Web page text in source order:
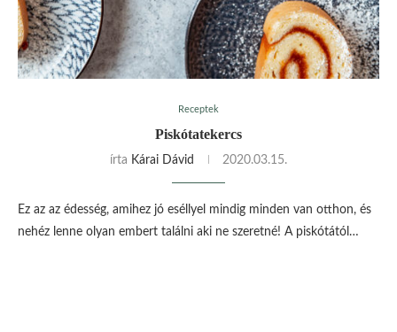
Receptek
Piskótatekercs
írta Kárai Dávid 2020.03.15.
Ez az az édesség, amihez jó eséllyel mindig minden van otthon, és
nehéz lenne olyan embert találni aki ne szeretné! A piskótától…